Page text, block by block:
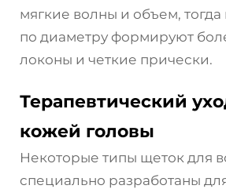
мягкие волны и объем,
по диаметру формируют
локоны и четкие прически.
Терапевтический
кожей головы
Некоторые типы щеток для
специально разработаны